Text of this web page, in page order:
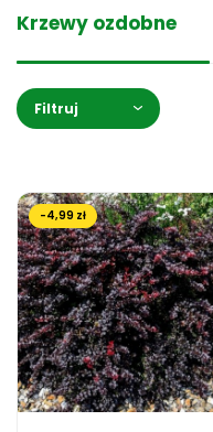
Krzewy ozdobne
Filtruj
-4,99 zł